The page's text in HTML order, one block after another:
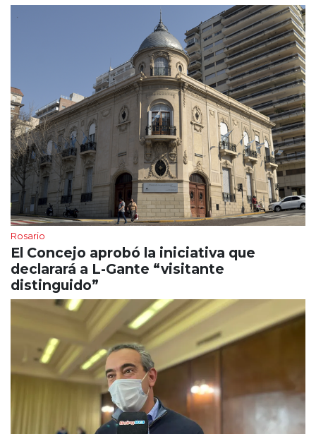
Rosario
El Concejo aprobó la iniciativa que
declarará a L-Gante “visitante
distinguido”